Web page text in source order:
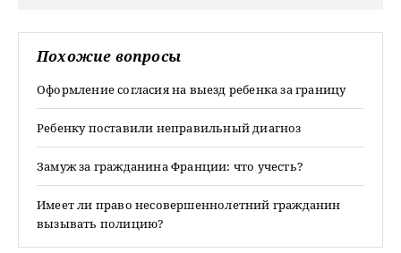
Похожие вопросы
Оформление согласия на выезд ребенка за границу
Ребенку поставили неправильный диагноз
Замуж за гражданина Франции: что учесть?
Имеет ли право несовершеннолетний гражданин
вызывать полицию?